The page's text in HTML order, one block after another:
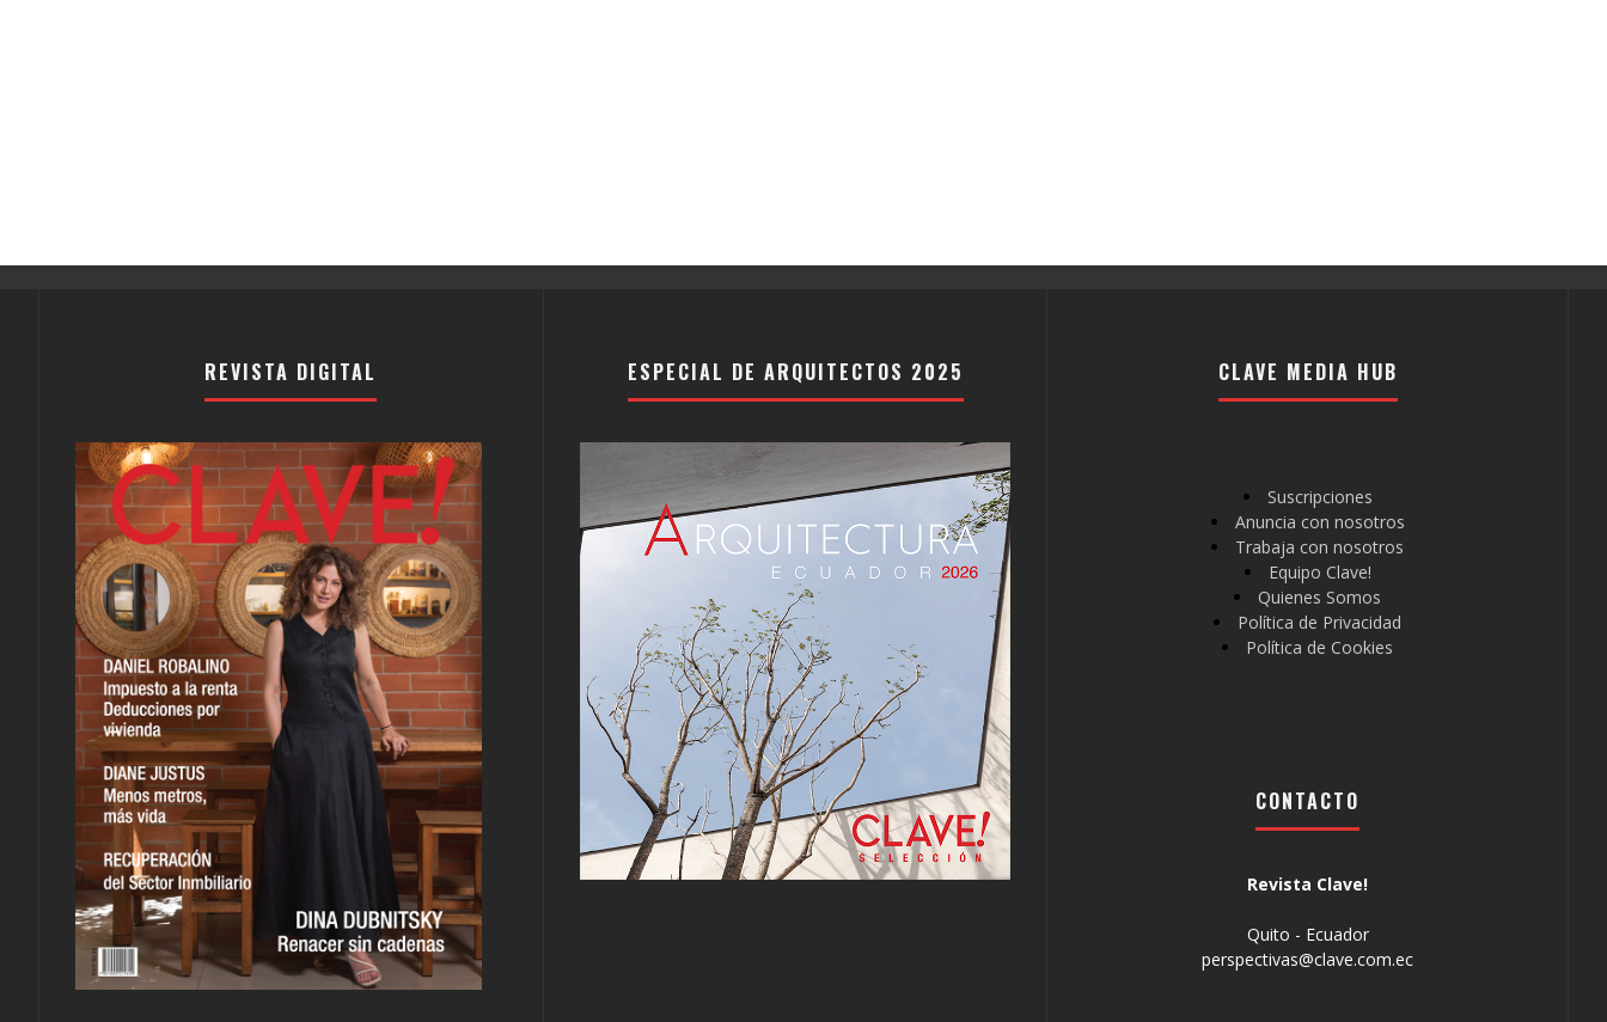
REVISTA DIGITAL ESPECIAL DE ARQUITECTOS 2025 CLAVE MEDIA HUB
Suscripciones
Anuncia con nosotros
Trabaja con nosotros
Equipo Clave!
Quienes Somos
Política de Privacidad
Política de Cookies
CONTACTO
Revista Clave!
Quito - Ecuador
perspectivas@clave.com.ec